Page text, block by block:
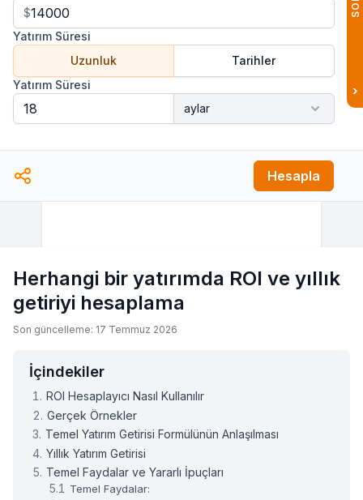
$
Yatırım Süresi
Uzunluk
Tarihler
Yatırım Süresi
Hesapla
›
Herhangi bir yatırımda ROI ve yıllık
getiriyi hesaplama
Son güncelleme: 17 Temmuz 2026
İçindekiler
ROI Hesaplayıcı Nasıl Kullanılır
Gerçek Örnekler
Temel Yatırım Getirisi Formülünün Anlaşılması
Yıllık Yatırım Getirisi
Temel Faydalar ve Yararlı İpuçları
Temel Faydalar: